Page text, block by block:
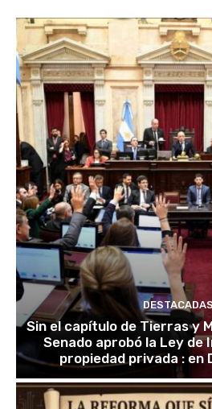
DESTACADAS
Sin el capítulo de Tierras y
Senado aprobó la Ley de
propiedad privada : en